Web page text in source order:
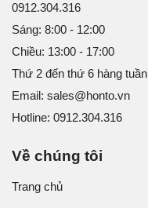
0912.304.316
Sáng: 8:00 - 12:00
Chiều: 13:00 - 17:00
Thứ 2 đến thứ 6 hàng tuần
Email: sales@honto.vn
Hotline: 0912.304.316
Về chúng tôi
Trang chủ